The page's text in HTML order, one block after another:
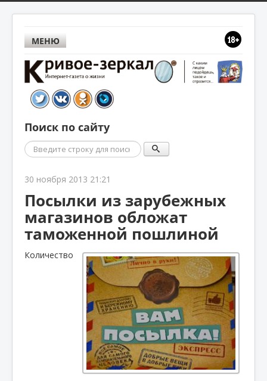
МЕНЮ
Поиск по сайту
Поиск
30 ноября 2013 21:21
Посылки из зарубежных
магазинов обложат
таможенной пошлиной
Количество